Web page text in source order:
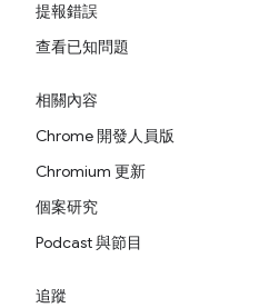
提報錯誤
查看已知問題
相關內容
Chrome 開發人員版
Chromium 更新
個案研究
Podcast 與節目
追蹤